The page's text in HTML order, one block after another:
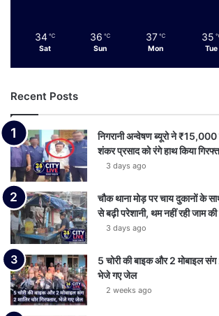
34 ℃
Sat
36 ℃
Sun
37 ℃
Mon
35
Tue
Recent Posts
निगरानी अन्वेषण ब्यूरो ने
शंकर प्रसाद को रंगे हाथ किया
3 days ago
चौक थाना मोड़ पर चाय दुकानों के
से बढ़ी परेशानी, थम नहीं रही जाम की
3 days ago
5 चोरी की बाइक और 2 मोबाइल संग
भेजे गए जेल
2 weeks ago